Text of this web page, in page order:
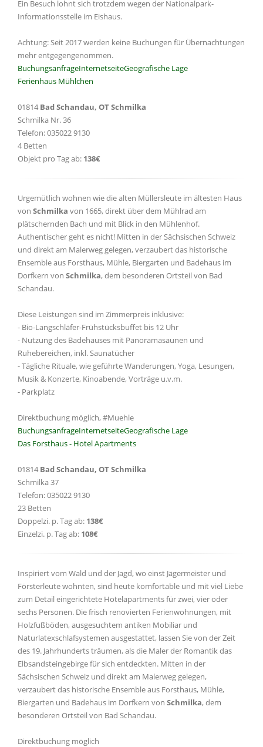
Ein Besuch lohnt sich trotzdem wegen der Nationalpark-
Informationsstelle im Eishaus.
Achtung: Seit 2017 werden keine Buchungen für Übernachtungen
mehr entgegengenommen.
BuchungsanfrageInternetseiteGeografische Lage
Ferienhaus Mühlchen
01814 Bad Schandau, OT Schmilka
Schmilka Nr. 36
Telefon: 035022 9130
4 Betten
Objekt pro Tag ab: 138€
Urgemütlich wohnen wie die alten Müllersleute im ältesten Haus
von Schmilka von 1665, direkt über dem Mühlrad am
plätschernden Bach und mit Blick in den Mühlenhof.
Authentischer geht es nicht! Mitten in der Sächsischen Schweiz
und direkt am Malerweg gelegen, verzaubert das historische
Ensemble aus Forsthaus, Mühle, Biergarten und Badehaus im
Dorfkern von Schmilka, dem besonderen Ortsteil von Bad
Schandau.
Diese Leistungen sind im Zimmerpreis inklusive:
- Bio-Langschläfer-Frühstücksbuffet bis 12 Uhr
- Nutzung des Badehauses mit Panoramasaunen und
Ruhebereichen, inkl. Saunatücher
- Tägliche Rituale, wie geführte Wanderungen, Yoga, Lesungen,
Musik & Konzerte, Kinoabende, Vorträge u.v.m.
- Parkplatz
Direktbuchung möglich, #Muehle
BuchungsanfrageInternetseiteGeografische Lage
Das Forsthaus - Hotel Apartments
01814 Bad Schandau, OT Schmilka
Schmilka 37
Telefon: 035022 9130
23 Betten
Doppelzi. p. Tag ab: 138€
Einzelzi. p. Tag ab: 108€
Inspiriert vom Wald und der Jagd, wo einst Jägermeister und
Försterleute wohnten, sind heute komfortable und mit viel Liebe
zum Detail eingerichtete Hotelapartments für zwei, vier oder
sechs Personen. Die frisch renovierten Ferienwohnungen, mit
Holzfußböden, ausgesuchtem antiken Mobiliar und
Naturlatexschlafsystemen ausgestattet, lassen Sie von der Zeit
des 19. Jahrhunderts träumen, als die Maler der Romantik das
Elbsandsteingebirge für sich entdeckten. Mitten in der
Sächsischen Schweiz und direkt am Malerweg gelegen,
verzaubert das historische Ensemble aus Forsthaus, Mühle,
Biergarten und Badehaus im Dorfkern von Schmilka, dem
besonderen Ortsteil von Bad Schandau.
Direktbuchung möglich